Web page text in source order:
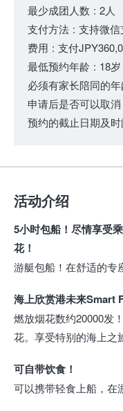
最少成团人数 : 2人
支付方法 : 支持微信
费用 : 支付
最低预约年龄 : 18岁
必须有家长陪同的
申请后是否可以取消
预约的截止日期及时
活动介绍
5小时包船！尽情享受
花！
游艇包船！在舒适的专
海上欣赏港未来Smart
燃放烟花数约20000发
花。享受特别的海上之
可自带饮食！
可以携带轻食上船，在